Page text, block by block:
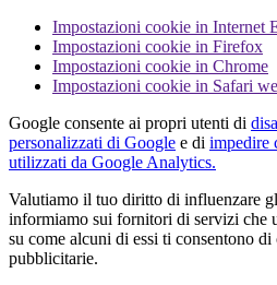
Impostazioni cookie in Internet
Impostazioni cookie in Firefox
Impostazioni cookie in Chrome
Impostazioni cookie in Safari
Google consente ai propri utenti di
personalizzati di Google e di impedire
utilizzati da Google Analytics.
Valutiamo il tuo diritto di influenzare
informiamo sui fornitori di servizi che
su come alcuni di essi ti consentono
pubblicitarie.